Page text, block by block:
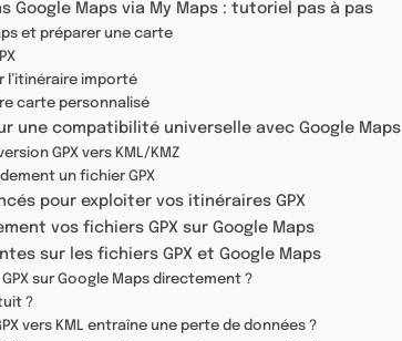
Google Maps via My Maps : tutoriel pas à pas
et préparer une carte
l’itinéraire importé
carte personnalisé
une compatibilité universelle avec Google Maps
GPX vers KML/KMZ
un fichier GPX
pour exploiter vos itinéraires GPX
vos fichiers GPX sur Google Maps
sur les fichiers GPX et Google Maps
sur Google Maps directement ?
?
vers KML entraîne une perte de données ?